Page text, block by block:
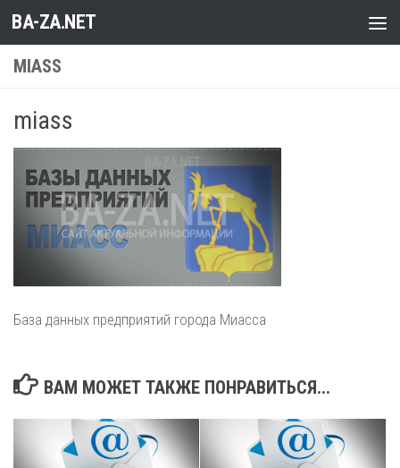
Перейти к содержимому
BA-ZA.NET
MIASS
miass
База данных предприятий города Миасса
ВАМ МОЖЕТ ТАКЖЕ ПОНРАВИТЬСЯ...